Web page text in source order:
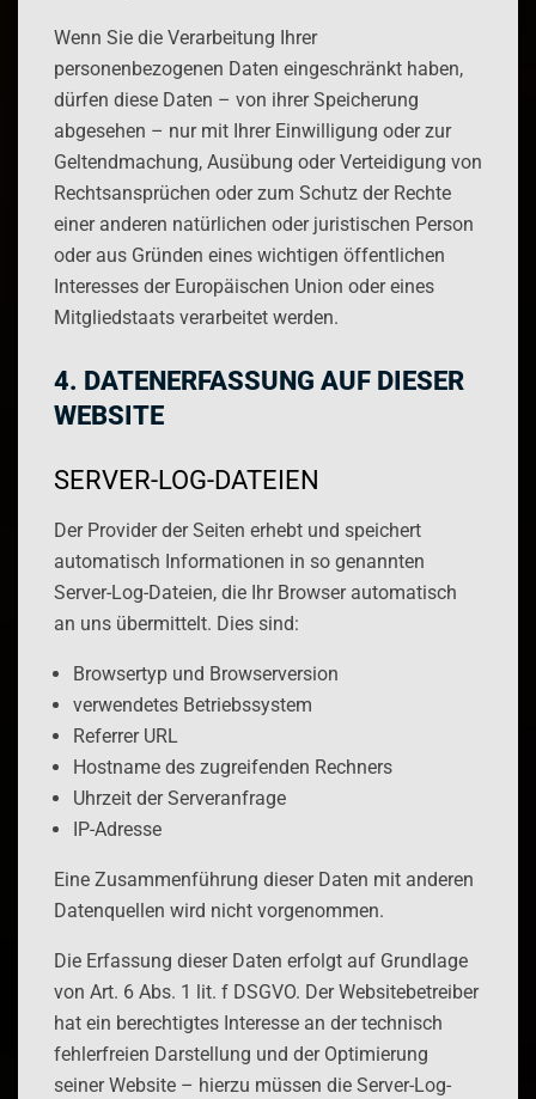
Wenn Sie die Verarbeitung Ihrer
personenbezogenen Daten eingeschränkt haben,
dürfen diese Daten – von ihrer Speicherung
abgesehen – nur mit Ihrer Einwilligung oder zur
Geltendmachung, Ausübung oder Verteidigung von
Rechtsansprüchen oder zum Schutz der Rechte
einer anderen natürlichen oder juristischen Person
oder aus Gründen eines wichtigen öffentlichen
Interesses der Europäischen Union oder eines
Mitgliedstaats verarbeitet werden.
4. DATENERFASSUNG AUF DIESER
WEBSITE
SERVER-LOG-DATEIEN
Der Provider der Seiten erhebt und speichert
automatisch Informationen in so genannten
Server-Log-Dateien, die Ihr Browser automatisch
an uns übermittelt. Dies sind:
Browsertyp und Browserversion
verwendetes Betriebssystem
Referrer URL
Hostname des zugreifenden Rechners
Uhrzeit der Serveranfrage
IP-Adresse
Eine Zusammenführung dieser Daten mit anderen
Datenquellen wird nicht vorgenommen.
Die Erfassung dieser Daten erfolgt auf Grundlage
von Art. 6 Abs. 1 lit. f DSGVO. Der Websitebetreiber
hat ein berechtigtes Interesse an der technisch
fehlerfreien Darstellung und der Optimierung
seiner Website – hierzu müssen die Server-Log-